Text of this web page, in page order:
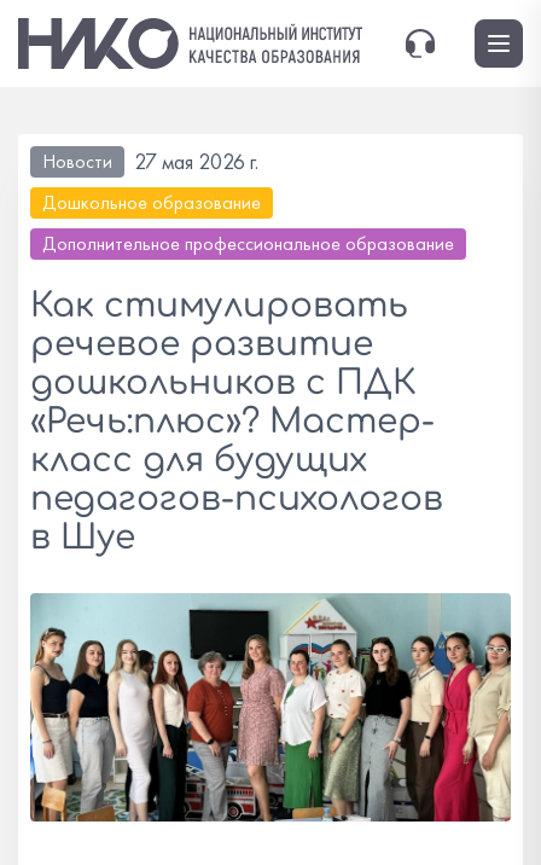
Новости 27 мая 2026 г.
Дошкольное образование
Дополнительное профессиональное образование
Как стимулировать
речевое развитие
дошкольников с ПДК
«Речь:плюс»? Мастер-
класс для будущих
педагогов-психологов
в Шуе